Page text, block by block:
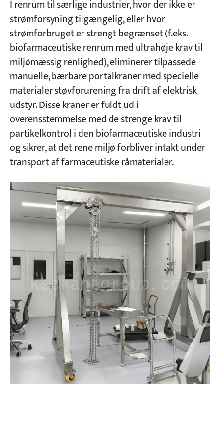
I renrum til særlige industrier, hvor der ikke er
strømforsyning tilgængelig, eller hvor
strømforbruget er strengt begrænset (f.eks.
biofarmaceutiske renrum med ultrahøje krav til
miljømæssig renlighed), eliminerer tilpassede
manuelle, bærbare portalkraner med specielle
materialer støvforurening fra drift af elektrisk
udstyr. Disse kraner er fuldt ud i
overensstemmelse med de strenge krav til
partikelkontrol i den biofarmaceutiske industri
og sikrer, at det rene miljø forbliver intakt under
transport af farmaceutiske råmaterialer.